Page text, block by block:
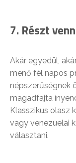
7. Részt
Akár egyedül,
menő fél napos
népszerűségnek
magadfajta
Klasszikus olasz
vagy venezuelai
választani.